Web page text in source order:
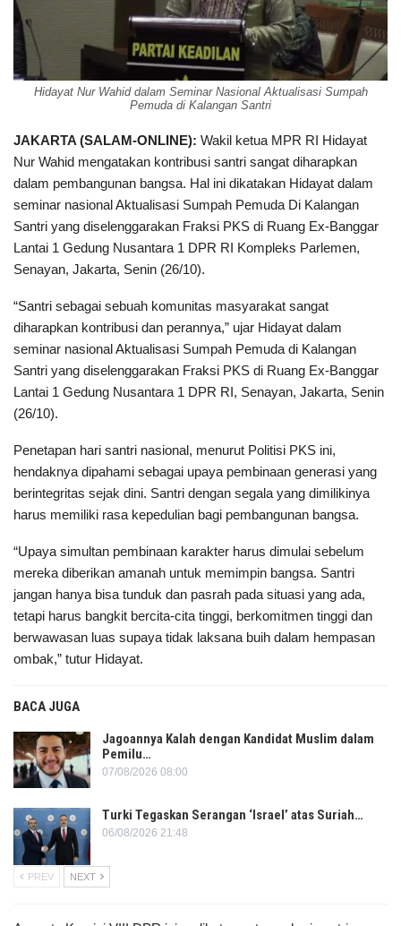
Hidayat Nur Wahid dalam Seminar Nasional Aktualisasi Sumpah
Pemuda di Kalangan Santri
JAKARTA (SALAM-ONLINE): Wakil ketua MPR RI Hidayat
Nur Wahid mengatakan kontribusi santri sangat diharapkan
dalam pembangunan bangsa. Hal ini dikatakan Hidayat dalam
seminar nasional Aktualisasi Sumpah Pemuda Di Kalangan
Santri yang diselenggarakan Fraksi PKS di Ruang Ex-Banggar
Lantai 1 Gedung Nusantara 1 DPR RI Kompleks Parlemen,
Senayan, Jakarta, Senin (26/10).
“Santri sebagai sebuah komunitas masyarakat sangat
diharapkan kontribusi dan perannya,” ujar Hidayat dalam
seminar nasional Aktualisasi Sumpah Pemuda di Kalangan
Santri yang diselenggarakan Fraksi PKS di Ruang Ex-Banggar
Lantai 1 Gedung Nusantara 1 DPR RI, Senayan, Jakarta, Senin
(26/10).
Penetapan hari santri nasional, menurut Politisi PKS ini,
hendaknya dipahami sebagai upaya pembinaan generasi yang
berintegritas sejak dini. Santri dengan segala yang dimilikinya
harus memiliki rasa kepedulian bagi pembangunan bangsa.
“Upaya simultan pembinaan karakter harus dimulai sebelum
mereka diberikan amanah untuk memimpin bangsa. Santri
jangan hanya bisa tunduk dan pasrah pada situasi yang ada,
tetapi harus bangkit bercita-cita tinggi, berkomitmen tinggi dan
berwawasan luas supaya tidak laksana buih dalam hempasan
ombak,” tutur Hidayat.
BACA JUGA
Jagoannya Kalah dengan Kandidat Muslim dalam
Pemilu…
07/08/2026 08:00
Turki Tegaskan Serangan ‘Israel’ atas Suriah…
06/08/2026 21:48
PREV NEXT